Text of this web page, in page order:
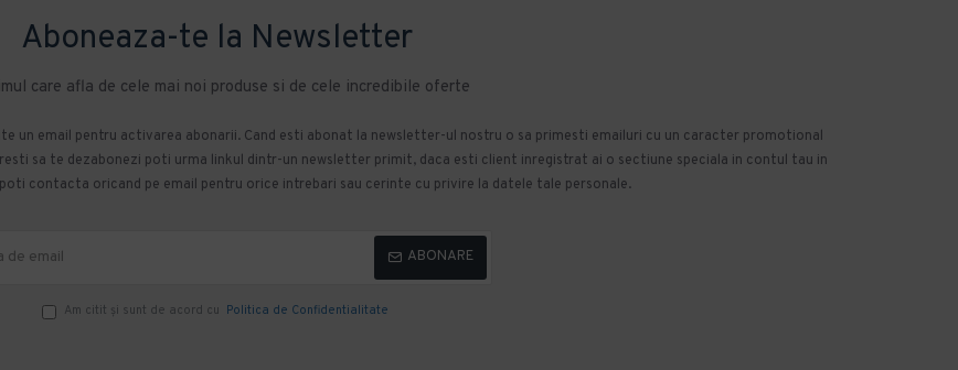
Aboneaza-te la Newsletter
care afla de cele mai noi produse si de cele incredibile oferte
un email pentru activarea abonarii. Cand esti abonat la newsletter-ul nostru o sa primesti emailuri cu un caracter promotional
sa te dezabonezi poti urma linkul dintr-un newsletter primit, daca esti client inregistrat ai o sectiune speciala in contul tau in
contacta oricand pe email pentru orice intrebari sau cerinte cu privire la datele tale personale.
ABONARE
Am citit şi sunt de acord cu Politica de Confidentialitate